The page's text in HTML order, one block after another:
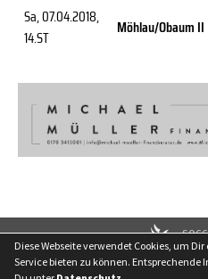
Sa, 07.04.2018,
14.ST
Möhlau/Obaum II
©
Besucherstatistik
Diese Webseite verwendet Cookies, um
Service bieten zu können. Entsprechende